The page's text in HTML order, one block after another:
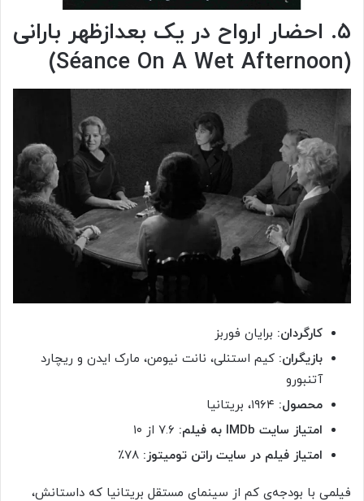
۵. احضار ارواح در یک بعدازظهر بارانی
(Séance On A Wet Afternoon)
کارگردان: برایان فوربز
بازیگران: کیم استنلی، نانت نیومن، مارک ایدن و ریچارد
آتنبورو
محصول:
امتیاز سایت IMDb به فیلم:
امتیاز فیلم در سایت راتن تومیتوز:
فیلمی با بودجه‌ی کم از سینمای مستقل بریتانیا که داستانش،